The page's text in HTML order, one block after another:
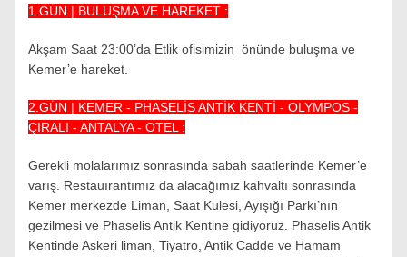
1.GÜN | BULUŞMA VE HAREKET :
Akşam Saat 23:00’da Etlik ofisimizin önünde buluşma ve
Kemer’e hareket.
2.GÜN | KEMER - PHASELİS ANTİK KENTİ - OLYMPOS -
ÇIRALI - ANTALYA - OTEL :
Gerekli molalarımız sonrasında sabah saatlerinde Kemer’e
varış. Restauırantımız da alacağımız kahvaltı sonrasında
Kemer merkezde Liman, Saat Kulesi, Ayışığı Parkı’nın
gezilmesi ve Phaselis Antik Kentine gidiyoruz. Phaselis Antik
Kentinde Askeri liman, Tiyatro, Antik Cadde ve Hamam